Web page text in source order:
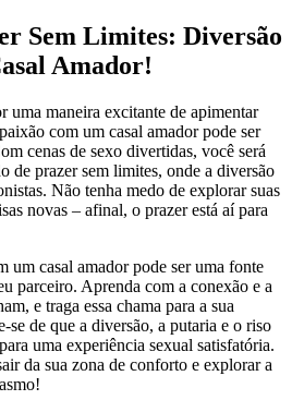
Sem Limites: Diversão
Amador!
uma maneira excitante de apimentar
com um casal amador pode ser
cenas de sexo divertidas, você será
de prazer sem limites, onde a diversão
Não tenha medo de explorar suas
novas – afinal, o prazer está aí para
um casal amador pode ser uma fonte
parceiro. Aprenda com a conexão e a
e traga essa chama para a sua
de que a diversão, a putaria e o riso
uma experiência sexual satisfatória.
da sua zona de conforto e explorar a